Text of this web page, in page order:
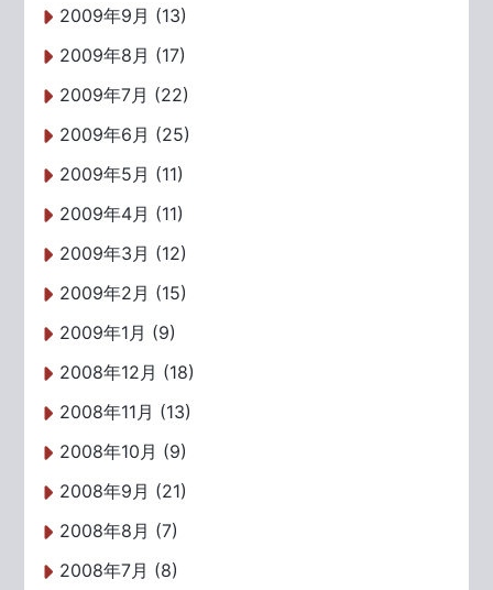
2009年9月 (13)
2009年8月 (17)
2009年7月 (22)
2009年6月 (25)
2009年5月 (11)
2009年4月 (11)
2009年3月 (12)
2009年2月 (15)
2009年1月 (9)
2008年12月 (18)
2008年11月 (13)
2008年10月 (9)
2008年9月 (21)
2008年8月 (7)
2008年7月 (8)